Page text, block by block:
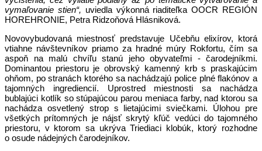
vymaľovanie stien“, uviedla výkonná riaditeľka OOCR REGIÓN
HOREHRONIE, Petra Ridzoňová Hlásniková.
Novovybudovaná miestnosť predstavuje Učebňu elixírov, ktorá
vtiahne návštevníkov priamo za hradné múry Rokfortu, čím sa
aspoň na malú chvíľu stanú jeho obyvateľmi - čarodejníkmi.
Dominantou priestoru je obrovský kamenný krb s praskajúcim
ohňom, po stranách ktorého sa nachádzajú police plné flakónov a
tajomných ingrediencií. Uprostred miestnosti sa nachádza
bublajúci kotlík so stúpajúcou parou meniaca farby, nad ktorou sa
nachádza osvetlený strop s lietajúcimi sviečkami. Úlohou pre
všetkých prítomných je nájsť skrytý kľúč vedúci do tajomného
priestoru, v ktorom sa ukrýva Triediaci klobúk, ktorý rozhodne
o osude nádejných čarodejníkov.